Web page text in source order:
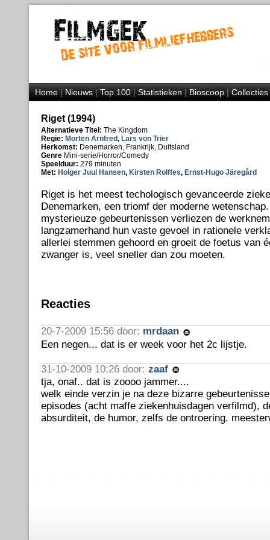
Home|Nieuws|Top 100|Statistieken|Bioscoop|Collecties
Riget (1994)
Alternatieve Titel: The Kingdom
Regie: Morten Arnfred, Lars von Trier
Herkomst: Denemarken, Frankrijk, Duitsland
Genre Mini-serie/Horror/Comedy
Speelduur: 279 minuten
Met: Holger Juul Hansen, Kirsten Rolffes, Ernst-Hugo Järegård
Riget is het meest techologisch gevanceerde
Denemarken, een triomf der moderne
mysterieuze gebeurtenissen verliezen de
langzamerhand hun vaste gevoel in rationele
allerlei stemmen gehoord en groeit de foetus van
zwanger is, veel sneller dan zou moeten.
Reacties
20-7-2009 15:56 door: mrdaan
Een negen... dat is er week voor het 2c lijstje.
31-10-2009 10:26 door: zaaf
tja, onaf.. dat is zoooo jammer....
welk einde verzin je na deze bizarre
episodes (acht maffe ziekenhuisdagen verfilmd),
absurditeit, de humor, zelfs de ontroering.